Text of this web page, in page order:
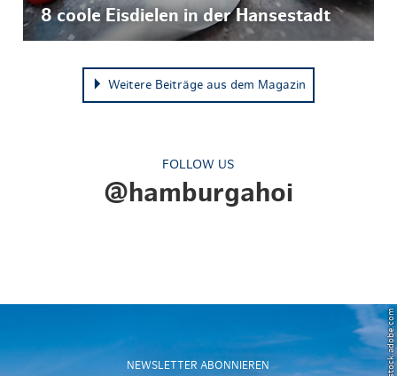
8 coole Eisdielen in der Hansestadt
Weitere Beiträge aus dem Magazin
FOLLOW US
@hamburgahoi
NEWSLETTER ABONNIEREN